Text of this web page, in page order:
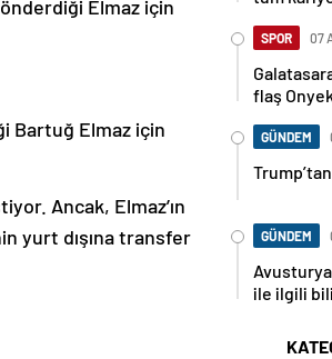
Elmaz için
Bartuğ Elmaz için
Ancak, Elmaz’ın
yurt dışına transfer
SPOR 07
flaş
GÜNDEM
GÜNDEM
ile ilgili